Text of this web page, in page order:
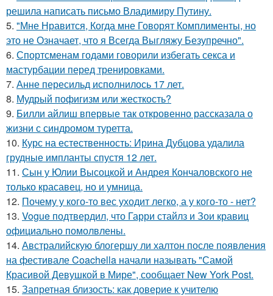
решила написать письмо Владимиру Путину.
5. "Мне Нравится, Когда мне Говорят Комплименты, но
это не Означает, что я Всегда Выгляжу Безупречно".
6. Спортсменам годами говорили избегать секса и
мастурбации перед тренировками.
7. Анне пересильд исполнилось 17 лет.
8. Мудрый пофигизм или жесткость?
9. Билли айлиш впервые так откровенно рассказала о
жизни с синдромом туретта.
10. Курс на естественность: Ирина Дубцова удалила
грудные импланты спустя 12 лет.
11. Сын у Юлии Высоцкой и Андрея Кончаловского не
только красавец, но и умница.
12. Почему у кого-то вес уходит легко, а у кого-то - нет?
13. Vogue подтвердил, что Гарри стайлз и Зои кравиц
официально помолвлены.
14. Австралийскую блогершу ли халтон после появления
на фестивале Coachella начали называть "Самой
Красивой Девушкой в Мире", сообщает New York Post.
15. Запретная близость: как доверие к учителю